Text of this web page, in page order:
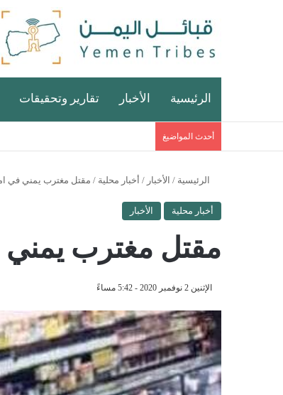
الرئيسية الأخبار تقارير وتحقيقات
أحدث المواضيغ
الرئيسية / الأخبار / أخبار محلية / مقتل مغترب يمني في
أخبار محلية الأخبار
مقتل مغترب يمني
الإثنين 2 نوفمبر 2020 - 5:42 مساءً